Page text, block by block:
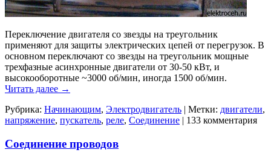
Переключение двигателя со звезды на треугольник
применяют для защиты электрических цепей от перегрузок. В
основном переключают со звезды на треугольник мощные
трехфазные асинхронные двигатели от 30-50 кВт, и
высокооборотные ~3000 об/мин, иногда 1500 об/мин.
Читать далее →
Рубрика: Начинающим, Электродвигатель | Метки: двигатели,
напряжение, пускатель, реле, Соединение | 133 комментария
Соединение проводов